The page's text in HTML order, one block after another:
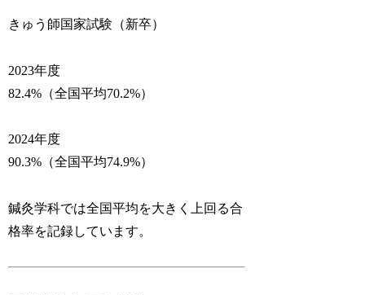
きゅう師国家試験（新卒）
2023年度
82.4%（全国平均70.2%）
2024年度
90.3%（全国平均74.9%）
鍼灸学科では全国平均を大きく上回る合
格率を記録しています。